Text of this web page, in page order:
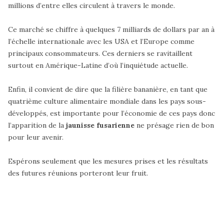
millions d’entre elles circulent à travers le monde.
Ce marché se chiffre à quelques 7 milliards de dollars par an à
l’échelle internationale avec les USA et l’Europe comme
principaux consommateurs. Ces derniers se ravitaillent
surtout en Amérique-Latine d’où l’inquiétude actuelle.
Enfin, il convient de dire que la filière bananière, en tant que
quatrième culture alimentaire mondiale dans les pays sous-
développés, est importante pour l’économie de ces pays donc
l’apparition de la jaunisse fusarienne ne présage rien de bon
pour leur avenir.
Espérons seulement que les mesures prises et les résultats
des futures réunions porteront leur fruit.